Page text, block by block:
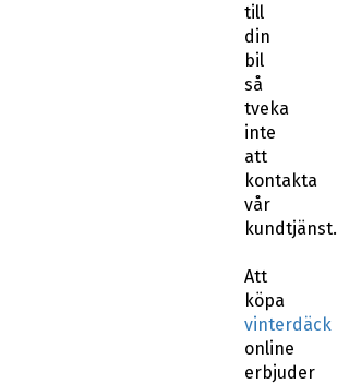
till
din
bil
så
tveka
inte
att
kontakta
vår
kundtjänst.
Att
köpa
vinterdäck
online
erbjuder